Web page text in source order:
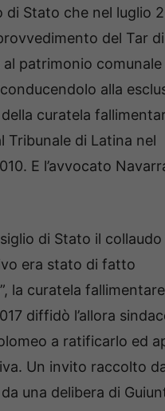
di Stato che nel luglio
del Tar di
al patrimonio comunale
alla
curatela
Tribunale di Latina nel
E l’avvocato
di Stato il
era stato di fatto
la curatela
diffidò l’allora
a ratificarlo ed
Un invito raccolto
una delibera di